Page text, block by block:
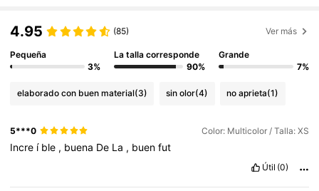
4.95 (85) Ver más
Pequeña
3%
La talla corresponde
90%
Grande
7%
elaborado con buen material(3) sin olor(4) no aprieta(1)
5***0 Color: Multicolor / Talla: XS
Incre í ble , buena De La , buenfut
Útil (0)